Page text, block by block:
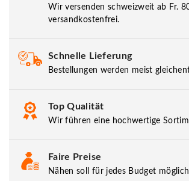
Wir versenden schweizweit ab Fr.
versandkostenfrei.
Schnelle Lieferung
Bestellungen werden meist
Top Qualität
Wir führen eine hochwertige
Faire Preise
Nähen soll für jedes Budget